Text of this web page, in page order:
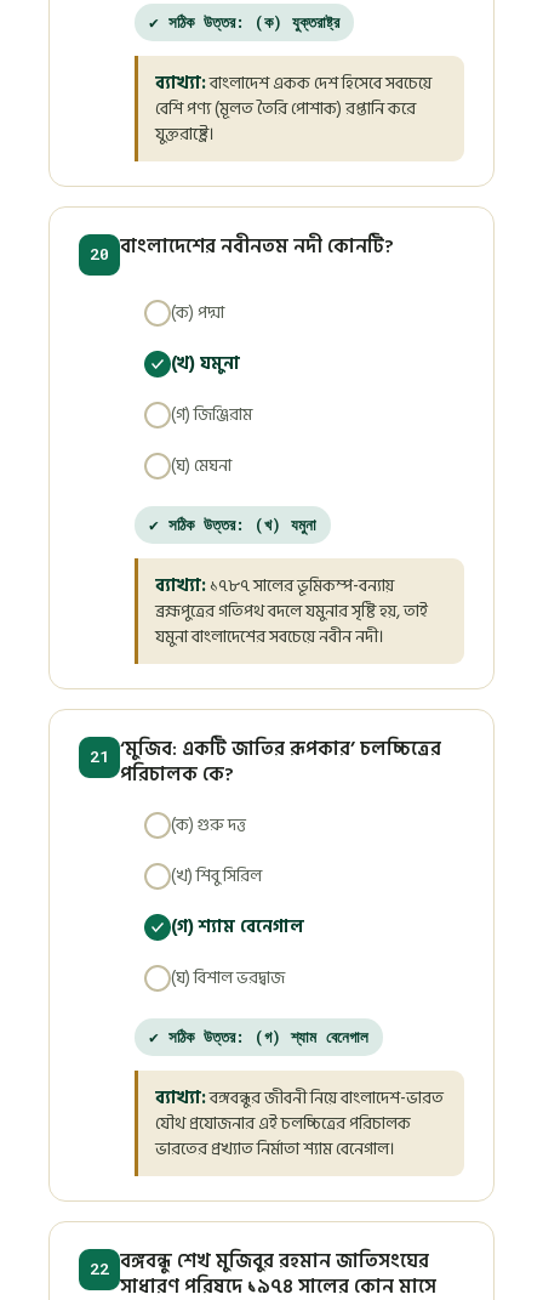
✔ সঠিক উত্তর: (ক) যুক্তরাষ্ট্র
ব্যাখ্যা:বাংলাদেশ একক দেশ হিসেবে সবচেয়ে
বেশি পণ্য (মূলত তৈরি পোশাক) রপ্তানি করে
যুক্তরাষ্ট্রে।
20 বাংলাদেশের নবীনতম নদী কোনটি?
(ক) পদ্মা
(খ) যমুনা
(গ) জিঞ্জিরাম
(ঘ) মেঘনা
✔ সঠিক উত্তর: (খ) যমুনা
ব্যাখ্যা:১৭৮৭ সালের ভূমিকম্প-বন্যায়
ব্রহ্মপুত্রের গতিপথ বদলে যমুনার সৃষ্টি হয়, তাই
যমুনা বাংলাদেশের সবচেয়ে নবীন নদী।
21
‘মুজিব: একটি জাতির রূপকার’ চলচ্চিত্রের
পরিচালক কে?
(ক) গুরু দত্ত
(খ) শিবু সিরিল
(গ) শ্যাম বেনেগাল
(ঘ) বিশাল ভরদ্বাজ
✔ সঠিক উত্তর: (গ) শ্যাম বেনেগাল
ব্যাখ্যা:বঙ্গবন্ধুর জীবনী নিয়ে বাংলাদেশ-ভারত
যৌথ প্রযোজনার এই চলচ্চিত্রের পরিচালক
ভারতের প্রখ্যাত নির্মাতা শ্যাম বেনেগাল।
22 বঙ্গবন্ধু শেখ মুজিবুর রহমান জাতিসংঘের
সাধারণ পরিষদে ১৯৭৪ সালের কোন মাসে